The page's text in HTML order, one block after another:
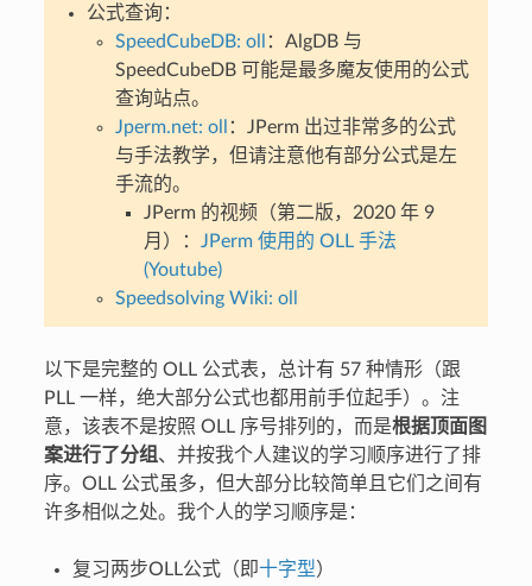
公式查询：
SpeedCubeDB: oll
：AlgDB 与
SpeedCubeDB 可能是最多魔友使用的公式
查询站点。
Jperm.net: oll
：JPerm 出过非常多的公式
与手法教学，但请注意他有部分公式是左
手流的。
JPerm 的视频（第二版，2020 年 9
月）：JPerm 使用的 OLL 手法
(Youtube)
Speedsolving Wiki: oll
以下是完整的 OLL 公式表，总计有 57 种情形（跟
PLL 一样，绝大部分公式也都用前手位起手）。注
意，该表不是按照 OLL 序号排列的，而是根据顶面图
案进行了分组 、并按我个人建议的学习顺序进行了排
序。OLL 公式虽多，但大部分比较简单且它们之间有
许多相似之处。我个人的学习顺序是：
复习两步OLL公式（即十字型）